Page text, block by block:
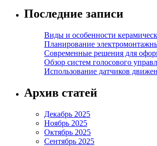
Последние записи
Виды и особенности
Планирование
Современные решения для
Обзор систем голосового
Использование датчиков
Архив статей
Декабрь 2025
Ноябрь 2025
Октябрь 2025
Сентябрь 2025